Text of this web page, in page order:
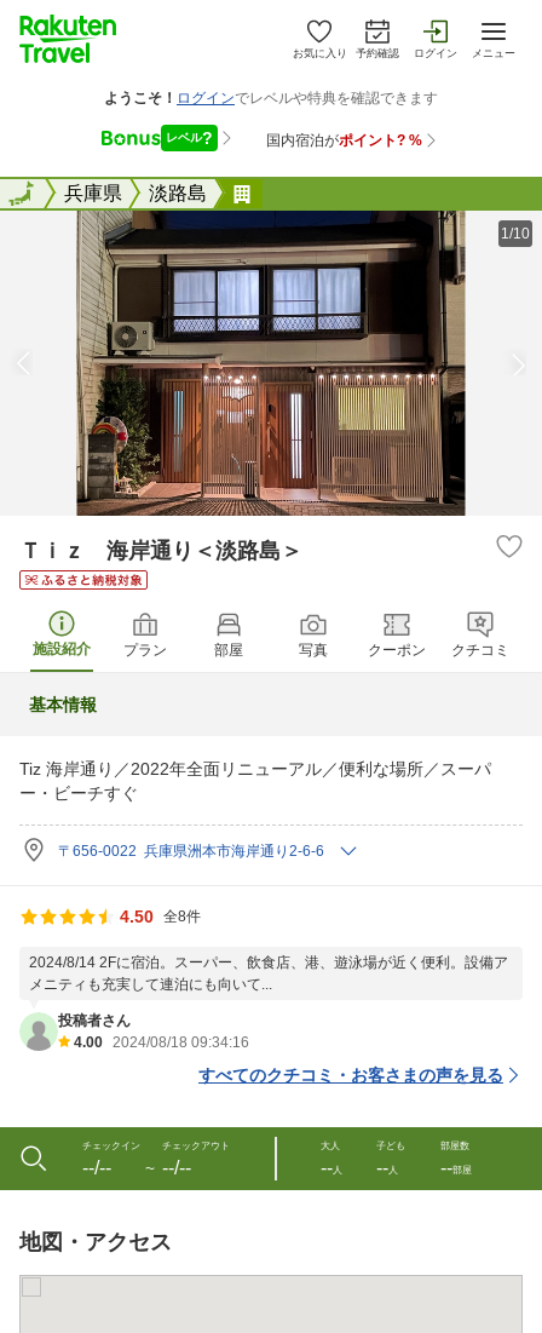
お気に入り 予約確認 ログイン メニュー
全国兵庫県 淡路島
全国
1/10
Ｔｉｚ 海岸通り＜淡路島＞
施設紹介 プラン 部屋 写真 クーポン クチコミ
基本情報
Tiz 海岸通り／2022年全面リニューアル／便利な場所／スーパ
ー・ビーチすぐ
〒656-0022 兵庫県洲本市海岸通り2-6-6
4.50 全8件
2024/8/14 2Fに宿泊。スーパー、飲食店、港、遊泳場が近く便利。設備ア
メニティも充実して連泊にも向いて...
投稿者さん
4.00 2024/08/18 09:34:16
すべてのクチコミ・お客さまの声を見る
チェックイン
--/-- 〜
チェックアウト
--/--
大人
--人
子ども
--人
部屋数
--部屋
地図・アクセス